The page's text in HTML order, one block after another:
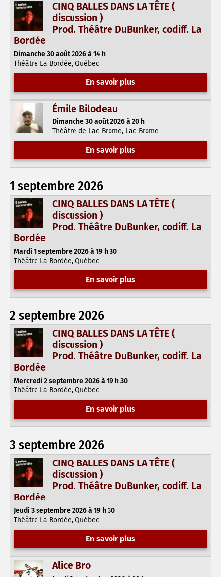
CINQ BALLES DANS LA TÊTE (
discussion )
Prod. Théâtre DuBunker, codiff. La
Bordée
Dimanche 30 août 2026 à 14 h
Théâtre La Bordée, Québec
En savoir plus
Émile Bilodeau
Dimanche 30 août 2026 à 20 h
Théâtre de Lac-Brome, Lac-Brome
En savoir plus
1 septembre 2026
CINQ BALLES DANS LA TÊTE (
discussion )
Prod. Théâtre DuBunker, codiff. La
Bordée
Mardi 1 septembre 2026 à 19 h 30
Théâtre La Bordée, Québec
En savoir plus
2 septembre 2026
CINQ BALLES DANS LA TÊTE (
discussion )
Prod. Théâtre DuBunker, codiff. La
Bordée
Mercredi 2 septembre 2026 à 19 h 30
Théâtre La Bordée, Québec
En savoir plus
3 septembre 2026
CINQ BALLES DANS LA TÊTE (
discussion )
Prod. Théâtre DuBunker, codiff. La
Bordée
Jeudi 3 septembre 2026 à 19 h 30
Théâtre La Bordée, Québec
En savoir plus
Alice Bro